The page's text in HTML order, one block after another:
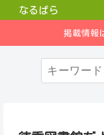
なるぱら
掲載情報